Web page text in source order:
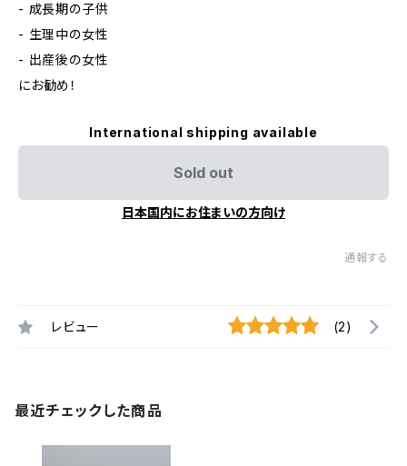
- 成長期の子供
- 生理中の女性
- 出産後の女性
にお勧め！
International shipping available
Sold out
日本国内にお住まいの方向け
通報する
レビュー (2)
最近チェックした商品